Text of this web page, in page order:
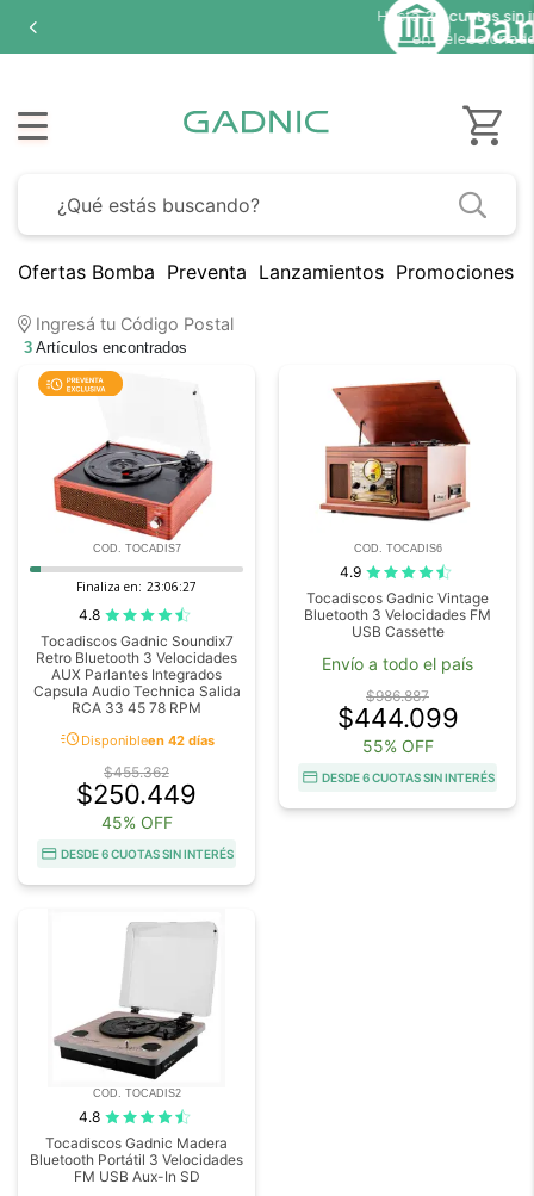
Hasta20 cuotas sin
en seleccionados
Ofertas Bomba Preventa Lanzamientos Promociones
Ingresá tu Código Postal
3 Artículos encontrados
COD. TOCADIS7
Finaliza en: 23:06:27
4.8
Tocadiscos Gadnic Soundix7
Retro Bluetooth 3 Velocidades
AUX Parlantes Integrados
Capsula Audio Technica Salida
RCA 33 45 78 RPM
acuteDisponibleen 42 días
$455.362
$250.449
45% OFF
DESDE 6 CUOTAS SIN INTERÉS
COD. TOCADIS6
4.9
Tocadiscos Gadnic Vintage
Bluetooth 3 Velocidades FM
USB Cassette
Envío a todo el país
$986.887
$444.099
55% OFF
DESDE 6 CUOTAS SIN INTERÉS
COD. TOCADIS2
4.8
Tocadiscos Gadnic Madera
Bluetooth Portátil 3 Velocidades
FM USB Aux-In SD